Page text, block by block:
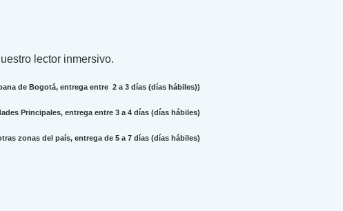
lector inmersivo.
de Bogotá, entrega entre 2 a 3 días (días hábiles))
Principales, entrega entre 3 a 4 días (días hábiles)
zonas del país, entrega de 5 a 7 días (días hábiles)